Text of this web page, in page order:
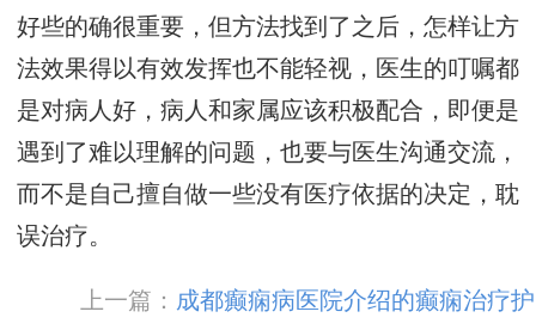
好些的确很重要，但方法找到了之后，怎样让方
法效果得以有效发挥也不能轻视，医生的叮嘱都
是对病人好，病人和家属应该积极配合，即便是
遇到了难以理解的问题，也要与医生沟通交流，
而不是自己擅自做一些没有医疗依据的决定，耽
误治疗。
上一篇： 成都癫痫病医院介绍的癫痫治疗护